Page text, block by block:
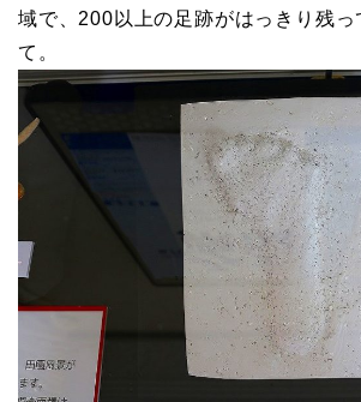
域で、200以上の足跡がはっきり残っ
て。